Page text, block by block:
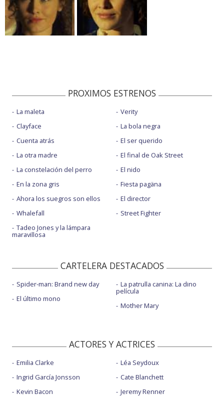
PROXIMOS ESTRENOS
La maleta
Clayface
Cuenta atrás
La otra madre
La constelación del perro
En la zona gris
Ahora los suegros son ellos
Whalefall
Tadeo Jones y la lámpara
maravillosa
Verity
La bola negra
El ser querido
El final de Oak Street
El nido
Fiesta pagäna
El director
Street Fighter
CARTELERA DESTACADOS
Spider-man: Brand new day
El último mono
La patrulla canina: La dino
película
Mother Mary
ACTORES Y ACTRICES
Emilia Clarke
Ingrid García Jonsson
Kevin Bacon
Léa Seydoux
Cate Blanchett
Jeremy Renner